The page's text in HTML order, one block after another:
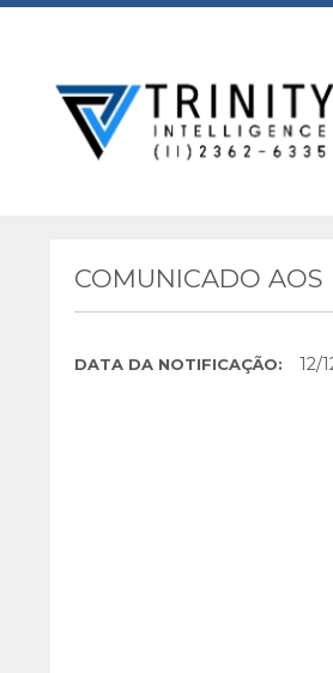
COMUNICADO AOS
DATA DA NOTIFICAÇÃO: 12/